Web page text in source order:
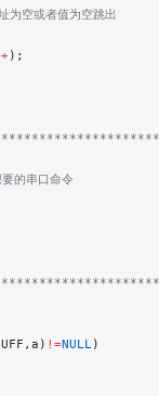
空或者值为空跳出
);
的串口命令
!=NULL )